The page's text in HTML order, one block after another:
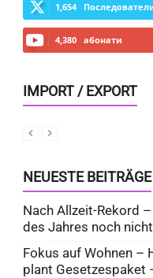
1,654
4,380 абонати
IMPORT / EXPORT
NEUESTE BEITRÄGE
Nach Allzeit-Rekord
des Jahres noch
Fokus auf Wohnen –
plant Gesetzespaket